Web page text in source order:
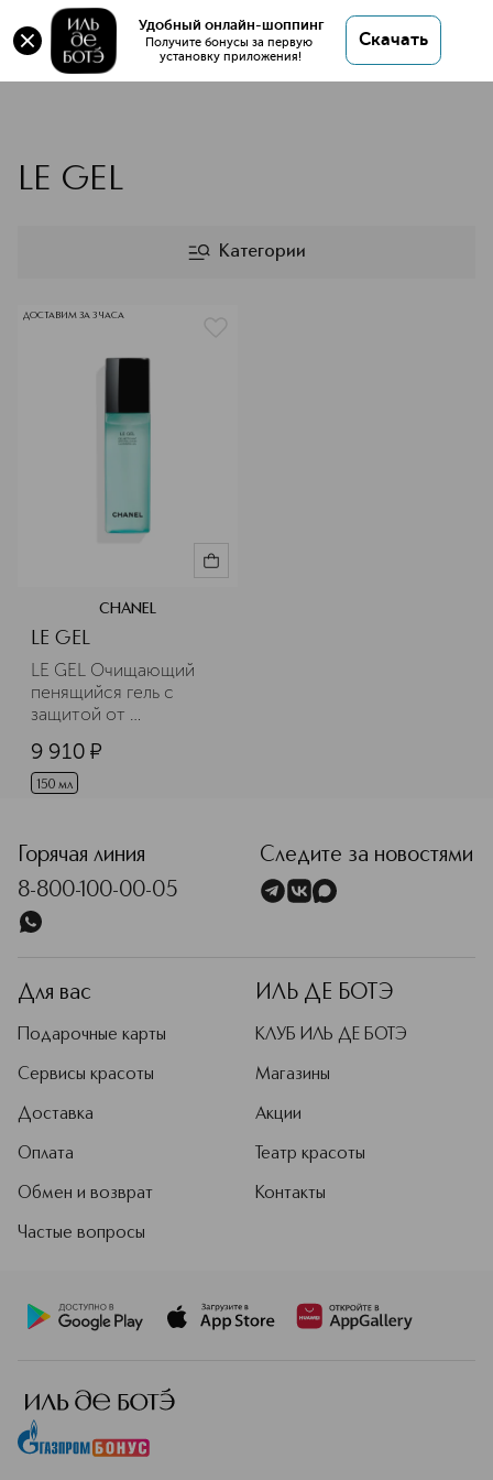
Удобный онлайн-шоппинг
Получите бонусы за первую
установку приложения!
Скачать
LE GEL
Категории
ДОСТАВИМ ЗА 3 ЧАСА
CHANEL
LE GEL
LE GEL Очищающий
пенящийся гель с
защитой от
окружающей среды
9 910 ¤
150 мл
Горячая линия
8-800-100-00-05
Следите за новостями
Для вас
Подарочные карты
Сервисы красоты
Доставка
Оплата
Обмен и возврат
Частые вопросы
ИЛЬ ДЕ БОТЭ
КЛУБ ИЛЬ ДЕ БОТЭ
Магазины
Акции
Театр красоты
Контакты